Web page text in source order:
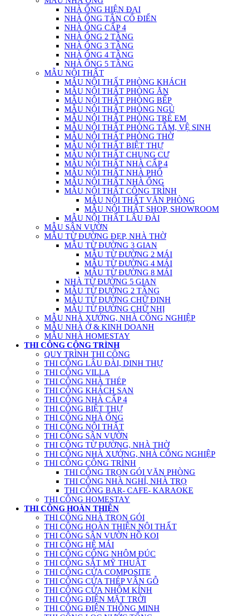
NHÀ ỐNG HIỆN ĐẠI
NHÀ ỐNG TÂN CỔ ĐIỂN
NHÀ ỐNG CẤP 4
NHÀ ỐNG 2 TẦNG
NHÀ ỐNG 3 TẦNG
NHÀ ỐNG 4 TẦNG
NHÀ ỐNG 5 TẦNG
MẪU NỘI THẤT
MẪU NỘI THẤT PHÒNG KHÁCH
MẪU NỘI THẤT PHÒNG ĂN
MẪU NỘI THẤT PHÒNG BẾP
MẪU NỘI THẤT PHÒNG NGỦ
MẪU NỘI THẤT PHÒNG TRẺ EM
MẪU NỘI THẤT PHÒNG TẮM, VỆ SINH
MẪU NỘI THẤT PHÒNG THỜ
MẪU NỘI THẤT BIỆT THỰ
MẪU NỘI THẤT CHUNG CƯ
MẪU NỘI THẤT NHÀ CẤP 4
MẪU NỘI THẤT NHÀ PHỐ
MẪU NỘI THẤT NHÀ ỐNG
MẪU NỘI THẤT CÔNG TRÌNH
MẪU NỘI THẤT VĂN PHÒNG
MẪU NỘI THẤT SHOP, SHOWROOM
MẪU NỘI THẤT LÂU ĐÀI
MẪU SÂN VƯỜN
MẪU TỪ ĐƯỜNG ĐẸP, NHÀ THỜ
MẪU TỪ ĐƯỜNG 3 GIAN
MẪU TỪ ĐƯỜNG 2 MÁI
MẪU TỪ ĐƯỜNG 4 MÁI
MẪU TỪ ĐƯỜNG 8 MÁI
NHÀ TỪ ĐƯỜNG 5 GIAN
MẪU TỪ ĐƯỜNG 2 TẦNG
MẪU TỪ ĐƯỜNG CHỮ ĐINH
MẪU TỪ ĐƯỜNG CHỮ NHỊ
MẪU NHÀ XƯỞNG, NHÀ CÔNG NGHIỆP
MẪU NHÀ Ở & KINH DOANH
MẪU NHÀ HOMESTAY
THI CÔNG CÔNG TRÌNH
QUY TRÌNH THI CÔNG
THI CÔNG LÂU ĐÀI, DINH THỰ
THI CÔNG VILLA
THI CÔNG NHÀ THÉP
THI CÔNG KHÁCH SẠN
THI CÔNG NHÀ CẤP 4
THI CÔNG BIỆT THỰ
THI CÔNG NHÀ ỐNG
THI CÔNG NỘI THẤT
THI CÔNG SÂN VƯỜN
THI CÔNG TỪ ĐƯỜNG, NHÀ THỜ
THI CÔNG NHÀ XƯỞNG, NHÀ CÔNG NGHIỆP
THI CÔNG CÔNG TRÌNH
THI CÔNG TRỌN GÓI VĂN PHÒNG
THI CÔNG NHÀ NGHỈ, NHÀ TRỌ
THI CÔNG BAR- CAFE- KARAOKE
THI CÔNG HOMESTAY
THI CÔNG HOÀN THIỆN
THI CÔNG NHÀ TRỌN GÓI
THI CÔNG HOÀN THIỆN NỘI THẤT
THI CÔNG SÂN VƯỜN HỒ KOI
THI CÔNG HỆ MÁI
THI CÔNG CỔNG NHÔM ĐÚC
THI CÔNG SẮT MỸ THUẬT
THI CÔNG CỬA COMPOSITE
THI CÔNG CỬA THÉP VÂN GỖ
THI CÔNG CỬA NHÔM KÍNH
THI CÔNG ĐIỆN MẶT TRỜI
THI CÔNG ĐIỆN THÔNG MINH